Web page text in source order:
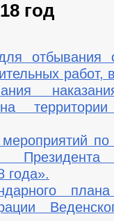
год
отбывания
работ,
территории
по
года».
плана